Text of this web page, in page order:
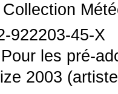
922203-45-X
les pré-
2003